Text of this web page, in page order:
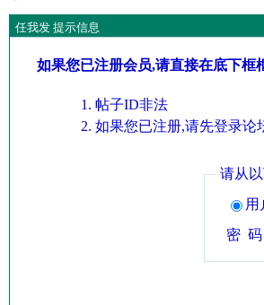
任我发 提示信息
如果您已注册会员,请直接在底下框
帖子ID非法
如果您已注册,请先登录论
请从
用
密 码